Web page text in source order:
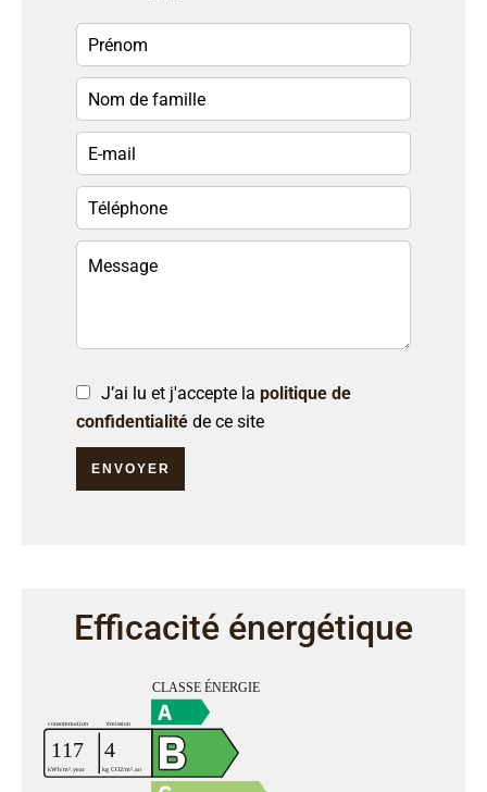
J’ai lu et j'accepte la politique de
confidentialité de ce site
ENVOYER
Efficacité énergétique